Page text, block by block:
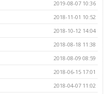
2019-08-07 10:36
2018-11-01 10:52
2018-10-12 14:04
2018-08-18 11:38
2018-08-09 08:59
2018-06-15 17:01
2018-04-07 11:02